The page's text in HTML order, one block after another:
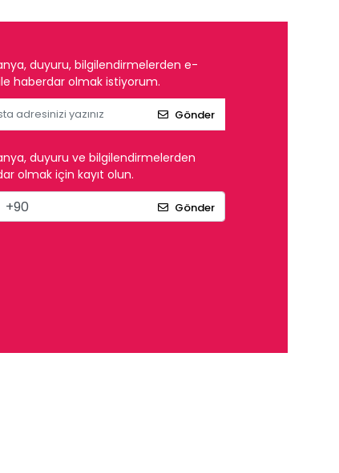
duyuru, bilgilendirmelerden e-
haberdar olmak istiyorum.
Gönder
duyuru ve bilgilendirmelerden
olmak için kayıt olun.
Gönder